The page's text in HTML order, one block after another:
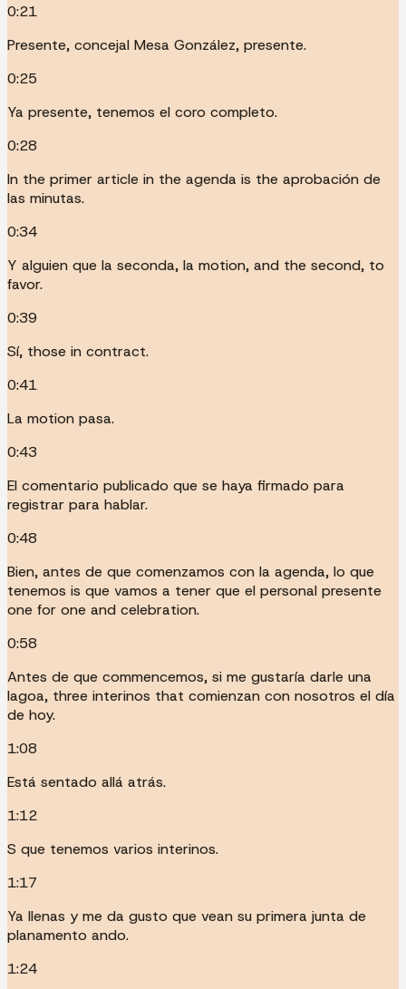
0:21
Presente, concejal Mesa González, presente.
0:25
Ya presente, tenemos el coro completo.
0:28
In the primer article in the agenda is the aprobación de
las minutas.
0:34
Y alguien que la seconda, la motion, and the second, to
favor.
0:39
Sí, those in contract.
0:41
La motion pasa.
0:43
El comentario publicado que se haya firmado para
registrar para hablar.
0:48
Bien, antes de que comenzamos con la agenda, lo que
tenemos is que vamos a tener que el personal presente
one for one and celebration.
0:58
Antes de que commencemos, si me gustaría darle una
lagoa, three interinos that comienzan con nosotros el día
de hoy.
1:08
Está sentado allá atrás.
1:12
S que tenemos varios interinos.
1:17
Ya llenas y me da gusto que vean su primera junta de
planamento ando.
1:24